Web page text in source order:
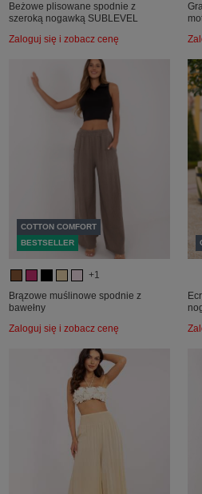
Beżowe plisowane spodnie z
szeroką nogawką SUBLEVEL
Zaloguj się i zobacz cenę
COTTON COMFORT
BESTSELLER
+1
Brązowe muślinowe spodnie z
bawełny
Zaloguj się i zobacz cenę